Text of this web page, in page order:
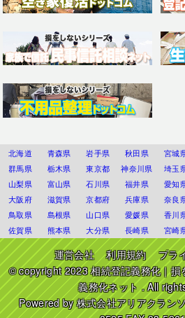
北海道 青森県 岩手県 秋田県 宮城
群馬県
栃木県 東京都 神奈川県 埼玉
山梨県
富山県 石川県 福井県 愛知
大阪府
滋賀県 京都府 兵庫県 奈良
鳥取県
島根県 山口県 愛媛県 香川
佐賀県
熊本県 大分県 長崎県 宮崎
運営会社 利用規約
プラ
© copyright 2023相続登記義務化｜
義務化ネット. All
Powered by株式会社アリアクラン